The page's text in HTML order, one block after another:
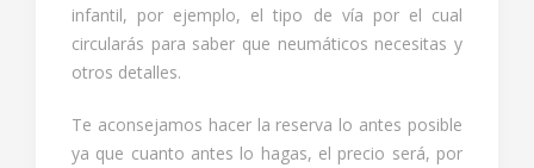
infantil, por ejemplo, el tipo de vía por el cual
circularás para saber que neumáticos necesitas y
otros detalles.
Te aconsejamos hacer la reserva lo antes posible
ya que cuanto antes lo hagas, el precio será, por